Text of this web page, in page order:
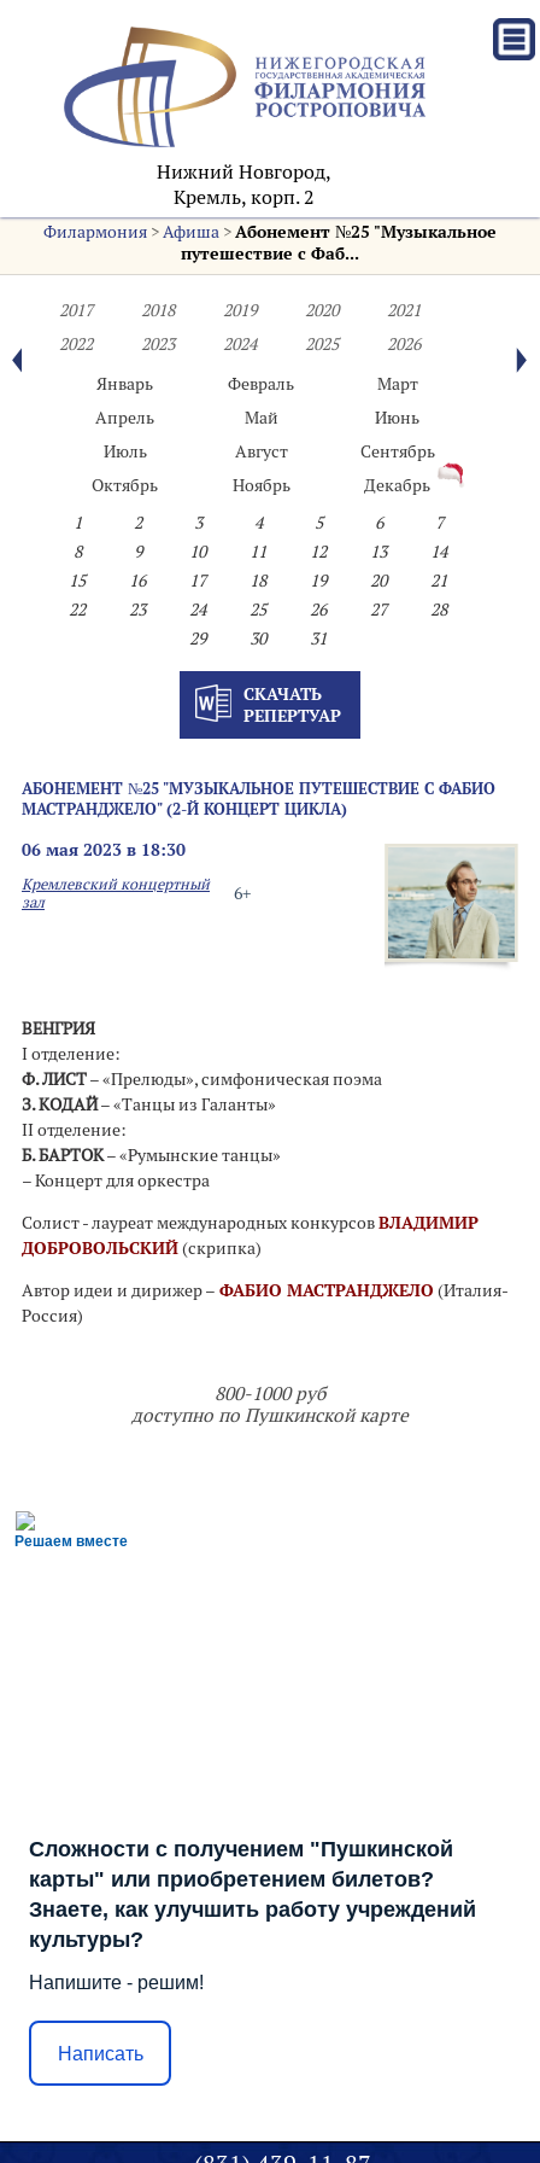
Нижний Новгород,
Кремль, корп. 2
Филармония>Афиша>Абонемент №25 "Музыкальное
путешествие с Фаб...
2017 2018 2019 2020
2021
2022
2023 2024 2025
2026
Январь
Февраль
Март
Апрель
Май
Июнь
Июль
Август
Сентябрь
Октябрь
Ноябрь
Декабрь
1
2 3 4 5 6
7
8
9 10 11 12 13
14
15
16 17 18 19 20
21
22
23 24 25 26 27
28
29
30 31
СКАЧАТЬ
РЕПЕРТУАР
АБОНЕМЕНТ №25 "МУЗЫКАЛЬНОЕ ПУТЕШЕСТВИЕ С ФАБИО
МАСТРАНДЖЕЛО" (2-Й КОНЦЕРТ ЦИКЛА)
06 мая 2023 в 18:30
6+
Кремлевский концертный
зал
ВЕНГРИЯ
I отделение:
Ф. ЛИСТ– «Прелюды», симфоническая поэма
З. КОДАЙ– «Танцы из Галанты»
II отделение:
Б. БАРТОК– «Румынские танцы»
– Концерт для оркестра
Солист - лауреат международных конкурсовВЛАДИМИР
ДОБРОВОЛЬСКИЙ(скрипка)
Автор идеи и дирижер – ФАБИО МАСТРАНДЖЕЛО (Италия-
Россия)
800-1000 руб
доступно по Пушкинской карте
Решаем вместе
Сложности с получением "Пушкинской
карты" или приобретением билетов?
Знаете, как улучшить работу учреждений
культуры?
Напишите - решим!
Написать